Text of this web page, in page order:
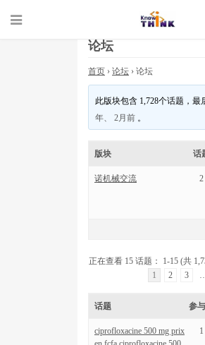
论坛
首页 › 论坛 › 论坛
此版块包含 1,728个话题，最
年、 2月前 。
版块 话
诺机械交流 2
正在查看 15 话题： 1-15 (共
1
2 3
话题 参
ciprofloxacine 500 mg prix
1